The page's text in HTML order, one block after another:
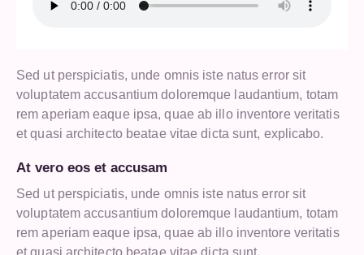
Sed ut perspiciatis, unde omnis iste natus error sit
voluptatem accusantium doloremque laudantium, totam
rem aperiam eaque ipsa, quae ab illo inventore veritatis
et quasi architecto beatae vitae dicta sunt, explicabo.
At vero eos et accusam
Sed ut perspiciatis, unde omnis iste natus error sit
voluptatem accusantium doloremque laudantium, totam
rem aperiam eaque ipsa, quae ab illo inventore veritatis
et quasi architecto beatae vitae dicta sunt.